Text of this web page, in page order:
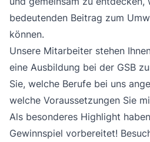
bedeutenden Beitrag zum
können.
Unsere Mitarbeiter stehen
eine Ausbildung bei der GSB
Sie, welche Berufe bei uns
welche Voraussetzungen Sie
Als besonderes Highlight
Gewinnspiel vorbereitet!